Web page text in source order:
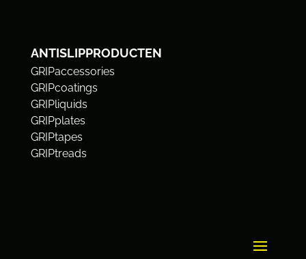
ANTISLIPPRODUCTEN
GRIPaccessories
GRIPcoatings
GRIPliquids
GRIPplates
GRIPtapes
GRIPtreads